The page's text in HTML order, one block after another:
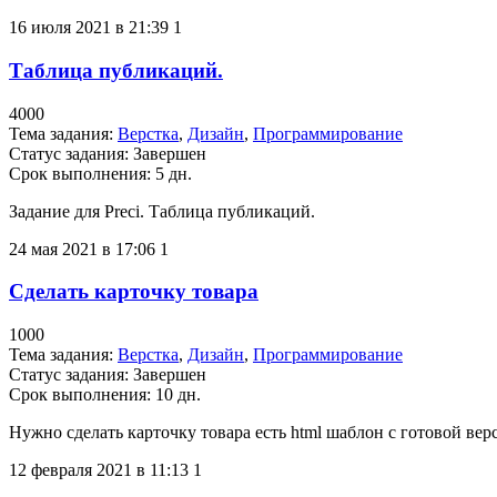
16 июля 2021 в 21:39 1
Таблица публикаций.
4000
Тема задания: Верстка, Дизайн, Программирование
Статус задания: Завершен
Срок выполнения: 5 дн.
Задание для Preci. Таблица публикаций.
24 мая 2021 в 17:06 1
Сделать карточку товара
1000
Тема задания: Верстка, Дизайн, Программирование
Статус задания: Завершен
Срок выполнения: 10 дн.
Нужно сделать карточку товара есть html шаблон с готовой
12 февраля 2021 в 11:13 1